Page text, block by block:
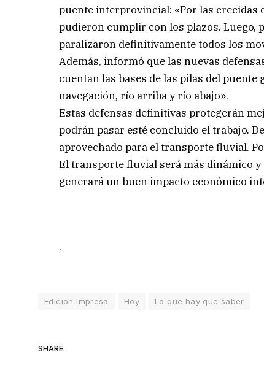
puente interprovincial: «Por las crecidas
pudieron cumplir con los plazos. Luego,
paralizaron definitivamente todos los
Además, informó que las nuevas
cuentan las bases de las pilas del puente
navegación, río arriba y río abajo».
Estas defensas definitivas protegerán
podrán pasar esté concluido el trabajo.
aprovechado para el transporte fluvial.
El transporte fluvial será más dinámico
generará un buen impacto económico
.
Edición Impresa Hoy Lo que hay que saber
SHARE.